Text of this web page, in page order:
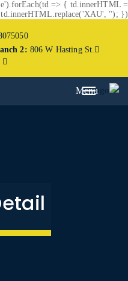
=> { td.innerHTML =
td.innerHTML.replace('XAU', ''); });
2: 806 W Hasting St.
Menu